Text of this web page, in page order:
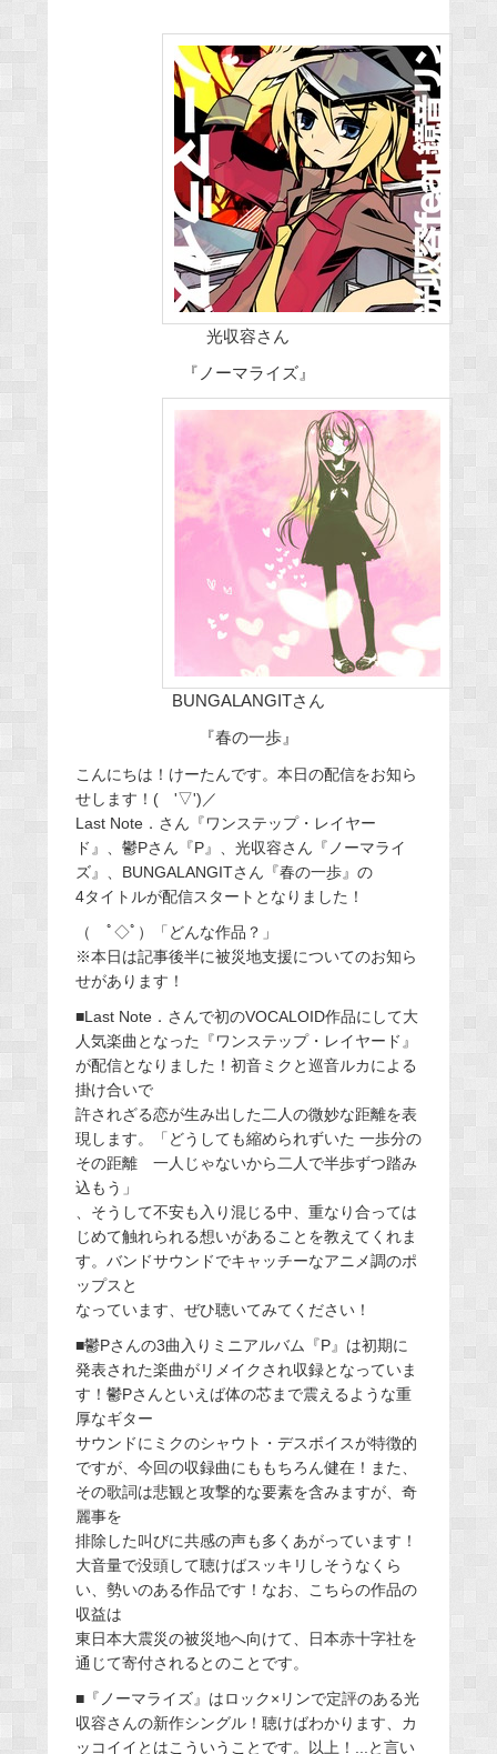
光収容さん
『ノーマライズ』
BUNGALANGITさん
『春の一歩』
こんにちは！けーたんです。本日の配信をお知ら
せします！( '▽')／
Last Note．さん『ワンステップ・レイヤー
ド』、鬱Pさん『P』、光収容さん『ノーマライ
ズ』、BUNGALANGITさん『春の一歩』の
4タイトルが配信スタートとなりました！
（ ﾟ◇ﾟ）「どんな作品？」
※本日は記事後半に被災地支援についてのお知ら
せがあります！
■Last Note．さんで初のVOCALOID作品にして大
人気楽曲となった『ワンステップ・レイヤード』
が配信となりました！初音ミクと巡音ルカによる
掛け合いで
許されざる恋が生み出した二人の微妙な距離を表
現します。「どうしても縮められずいた 一歩分の
その距離 一人じゃないから二人で半歩ずつ踏み
込もう」
、そうして不安も入り混じる中、重なり合っては
じめて触れられる想いがあることを教えてくれま
す。バンドサウンドでキャッチーなアニメ調のポ
ップスと
なっています、ぜひ聴いてみてください！
■鬱Pさんの3曲入りミニアルバム『P』は初期に
発表された楽曲がリメイクされ収録となっていま
す！鬱Pさんといえば体の芯まで震えるような重
厚なギター
サウンドにミクのシャウト・デスボイスが特徴的
ですが、今回の収録曲にももちろん健在！また、
その歌詞は悲観と攻撃的な要素を含みますが、奇
麗事を
排除した叫びに共感の声も多くあがっています！
大音量で没頭して聴けばスッキリしそうなくら
い、勢いのある作品です！なお、こちらの作品の
収益は
東日本大震災の被災地へ向けて、日本赤十字社を
通じて寄付されるとのことです。
■『ノーマライズ』はロック×リンで定評のある光
収容さんの新作シングル！聴けばわかります、カ
ッコイイとはこういうことです。以上！...と言い